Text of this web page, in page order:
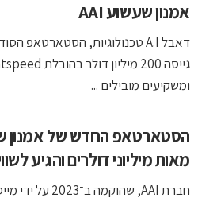
אמנון שעשוע AAI
ומשקיעים מובילים ...
מאות מיליוני דולרים והגיע